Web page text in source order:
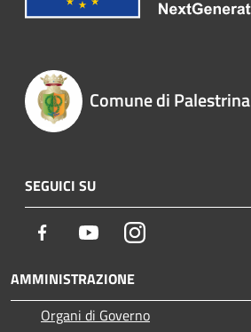
Comune di Palestrina
SEGUICI SU
Facebook YoutubeInstagram
AMMINISTRAZIONE
Organi di Governo